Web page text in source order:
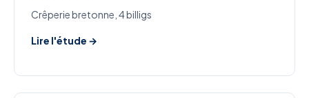
Crêperie bretonne, 4 billigs
Lire l'étude →